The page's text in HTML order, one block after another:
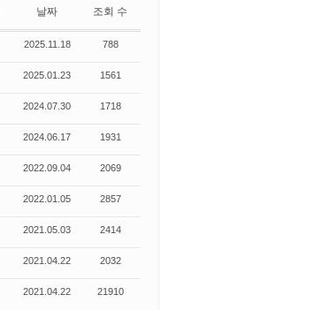
날짜 조회 수
2025.11.18 788
2025.01.23 1561
2024.07.30 1718
2024.06.17 1931
2022.09.04 2069
2022.01.05 2857
2021.05.03 2414
2021.04.22 2032
2021.04.22 21910